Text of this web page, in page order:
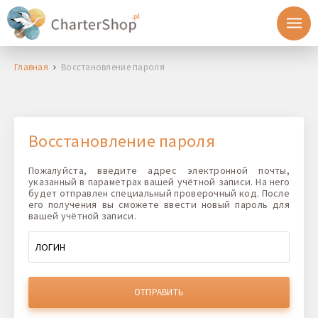
Главная Восстановление пароля
Восстановление пароля
Пожалуйста, введите адрес электронной почты,
указанный в параметрах вашей учётной записи. На него
будет отправлен специальный проверочный код. После
его получения вы сможете ввести новый пароль для
вашей учётной записи.
ОТПРАВИТЬ